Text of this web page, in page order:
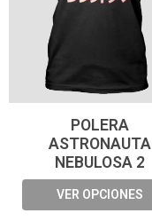
POLERA
ASTRONAUTA
NEBULOSA 2
VER OPCIONES